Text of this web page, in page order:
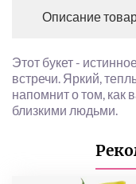
Описание
Этот букет -
встречи. Яркий,
напомнит о том, как
близкими людьми.